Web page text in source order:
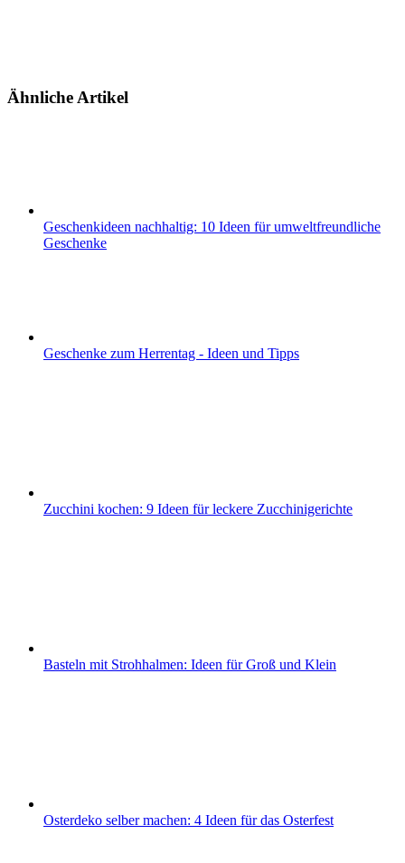
Ähnliche Artikel
Geschenkideen nachhaltig: 10 Ideen für umweltfreundliche
Geschenke
Geschenke zum Herrentag - Ideen und Tipps
Zucchini kochen: 9 Ideen für leckere Zucchinigerichte
Basteln mit Strohhalmen: Ideen für Groß und Klein
Osterdeko selber machen: 4 Ideen für das Osterfest